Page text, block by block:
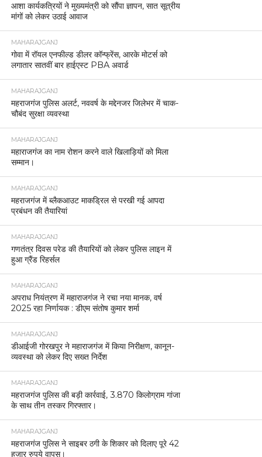
आशा कार्यकत्रियों ने मुख्यमंत्री को सौंपा ज्ञापन, सात सूत्रीय
मांगों को लेकर उठाई आवाज
MAHARAJGANJ
गोवा में रॉयल एनफील्ड डीलर कॉन्फ्रेंस, आरके मोटर्स को
लगातार सातवीं बार हाईएस्ट PBA अवार्ड
MAHARAJGANJ
महराजगंज पुलिस अलर्ट, नववर्ष के मद्देनजर जिलेभर में चाक-
चौबंद सुरक्षा व्यवस्था
MAHARAJGANJ
महाराजगंज का नाम रोशन करने वाले खिलाड़ियों को मिला
सम्मान।
MAHARAJGANJ
महराजगंज में ब्लैकआउट माकड्रिल से परखी गई आपदा
प्रबंधन की तैयारियां
MAHARAJGANJ
गणतंत्र दिवस परेड की तैयारियों को लेकर पुलिस लाइन में
हुआ ग्रैंड रिहर्सल
MAHARAJGANJ
अपराध नियंत्रण में महाराजगंज ने रचा नया मानक, वर्ष
2025 रहा निर्णायक : डीएम संतोष कुमार शर्मा
MAHARAJGANJ
डीआईजी गोरखपुर ने महाराजगंज में किया निरीक्षण, कानून-
व्यवस्था को लेकर दिए सख्त निर्देश
MAHARAJGANJ
महराजगंज पुलिस की बड़ी कार्रवाई, 3.870 किलोग्राम गांजा
के साथ तीन तस्कर गिरफ्तार।
MAHARAJGANJ
महराजगंज पुलिस ने साइबर ठगी के शिकार को दिलाए पूरे 42
हजार रुपये वापस।